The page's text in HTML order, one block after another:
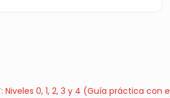
Niveles 0, 1, 2, 3 y 4 (Guía práctica con